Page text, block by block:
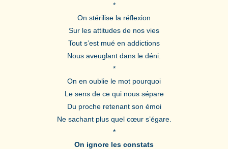
*
On stérilise la réflexion
Sur les attitudes de nos vies
Tout s’est mué en addictions
Nous aveuglant dans le déni.
*
On en oublie le mot pourquoi
Le sens de ce qui nous sépare
Du proche retenant son émoi
Ne sachant plus quel cœur s’égare.
*
On ignore les constats